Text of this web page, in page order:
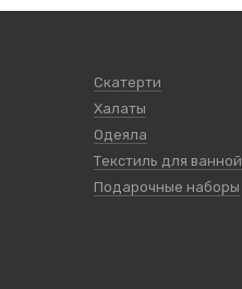
Скатерти
Халаты
Одеяла
Текстиль для ванной
Подарочные наборы